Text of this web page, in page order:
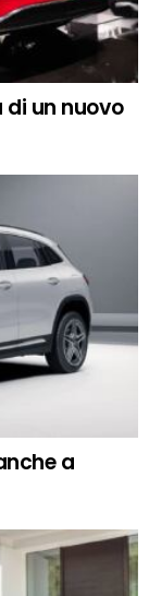
di un nuovo
a